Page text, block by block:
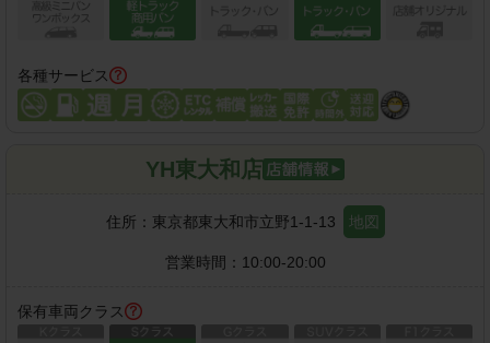
各種サービス
YH東大和店
住所： 東京都東大和市立野1-1-13 地図
営業時間： 10:00-20:00
保有車両クラス